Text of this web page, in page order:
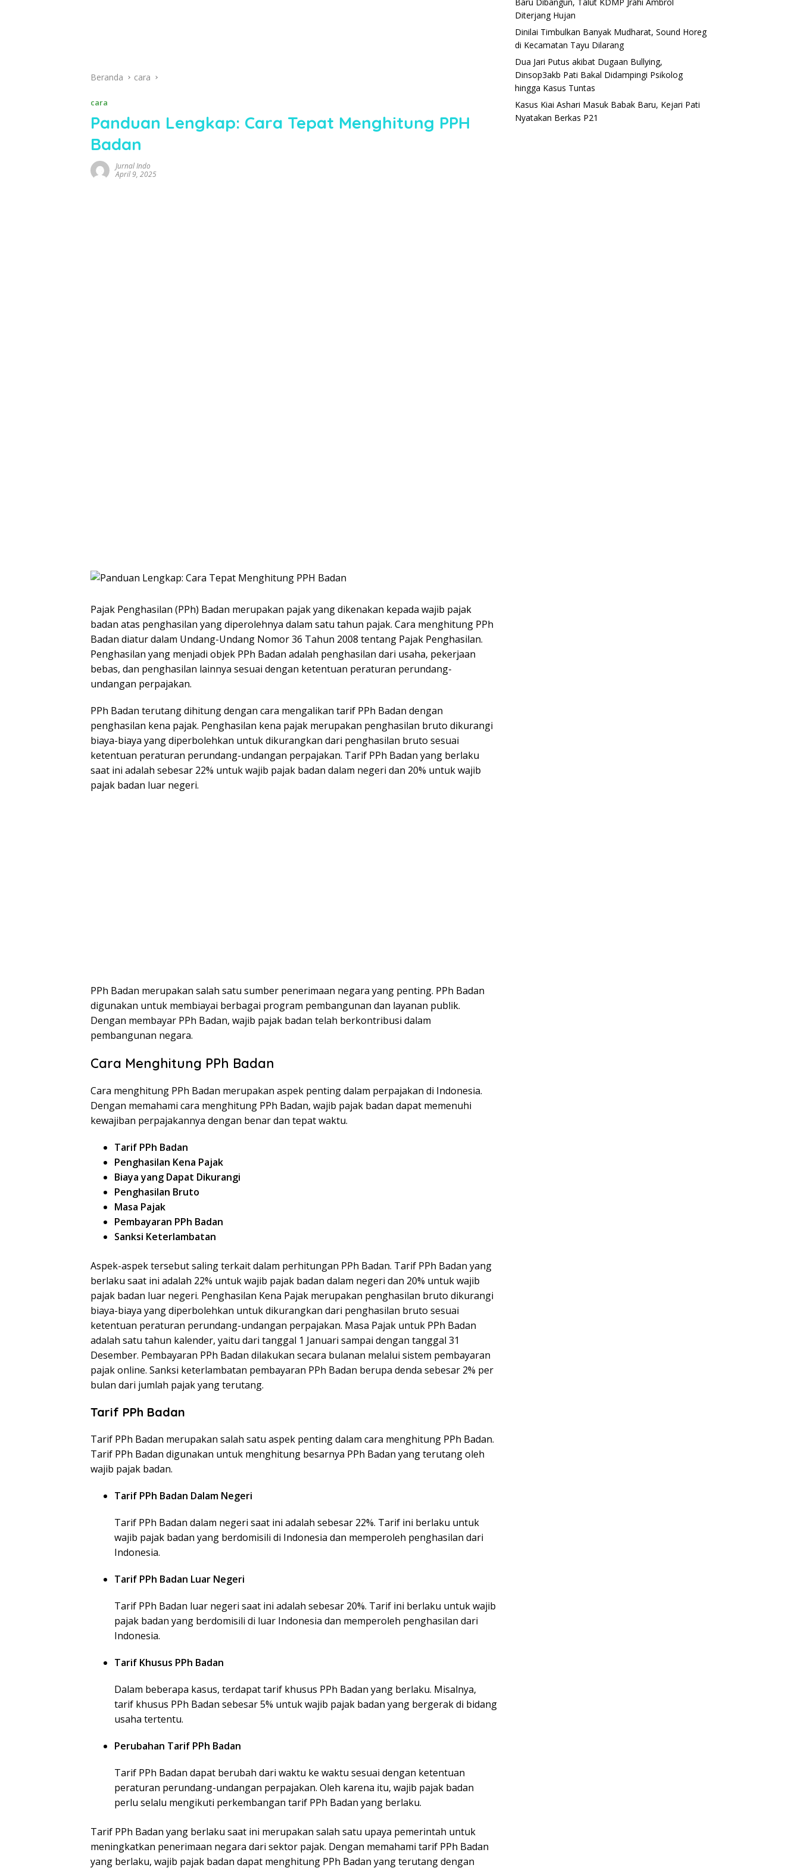
Beranda cara
cara
Panduan Lengkap: Cara Tepat Menghitung PPH
Badan
Jurnal Indo
April 9, 2025
Pajak Penghasilan (PPh) Badan merupakan pajak yang dikenakan kepada wajib pajak
badan atas penghasilan yang diperolehnya dalam satu tahun pajak. Cara menghitung PPh
Badan diatur dalam Undang-Undang Nomor 36 Tahun 2008 tentang Pajak Penghasilan.
Penghasilan yang menjadi objek PPh Badan adalah penghasilan dari usaha, pekerjaan
bebas, dan penghasilan lainnya sesuai dengan ketentuan peraturan perundang-
undangan perpajakan.
PPh Badan terutang dihitung dengan cara mengalikan tarif PPh Badan dengan
penghasilan kena pajak. Penghasilan kena pajak merupakan penghasilan bruto dikurangi
biaya-biaya yang diperbolehkan untuk dikurangkan dari penghasilan bruto sesuai
ketentuan peraturan perundang-undangan perpajakan. Tarif PPh Badan yang berlaku
saat ini adalah sebesar 22% untuk wajib pajak badan dalam negeri dan 20% untuk wajib
pajak badan luar negeri.
PPh Badan merupakan salah satu sumber penerimaan negara yang penting. PPh Badan
digunakan untuk membiayai berbagai program pembangunan dan layanan publik.
Dengan membayar PPh Badan, wajib pajak badan telah berkontribusi dalam
pembangunan negara.
Cara Menghitung PPh Badan
Cara menghitung PPh Badan merupakan aspek penting dalam perpajakan di Indonesia.
Dengan memahami cara menghitung PPh Badan, wajib pajak badan dapat memenuhi
kewajiban perpajakannya dengan benar dan tepat waktu.
Tarif PPh Badan
Penghasilan Kena Pajak
Biaya yang Dapat Dikurangi
Penghasilan Bruto
Masa Pajak
Pembayaran PPh Badan
Sanksi Keterlambatan
Aspek-aspek tersebut saling terkait dalam perhitungan PPh Badan. Tarif PPh Badan yang
berlaku saat ini adalah 22% untuk wajib pajak badan dalam negeri dan 20% untuk wajib
pajak badan luar negeri. Penghasilan Kena Pajak merupakan penghasilan bruto dikurangi
biaya-biaya yang diperbolehkan untuk dikurangkan dari penghasilan bruto sesuai
ketentuan peraturan perundang-undangan perpajakan. Masa Pajak untuk PPh Badan
adalah satu tahun kalender, yaitu dari tanggal 1 Januari sampai dengan tanggal 31
Desember. Pembayaran PPh Badan dilakukan secara bulanan melalui sistem pembayaran
pajak online. Sanksi keterlambatan pembayaran PPh Badan berupa denda sebesar 2% per
bulan dari jumlah pajak yang terutang.
Tarif PPh Badan
Tarif PPh Badan merupakan salah satu aspek penting dalam cara menghitung PPh Badan.
Tarif PPh Badan digunakan untuk menghitung besarnya PPh Badan yang terutang oleh
wajib pajak badan.
Tarif PPh Badan Dalam Negeri
Tarif PPh Badan dalam negeri saat ini adalah sebesar 22%. Tarif ini berlaku untuk
wajib pajak badan yang berdomisili di Indonesia dan memperoleh penghasilan dari
Indonesia.
Tarif PPh Badan Luar Negeri
Tarif PPh Badan luar negeri saat ini adalah sebesar 20%. Tarif ini berlaku untuk wajib
pajak badan yang berdomisili di luar Indonesia dan memperoleh penghasilan dari
Indonesia.
Tarif Khusus PPh Badan
Dalam beberapa kasus, terdapat tarif khusus PPh Badan yang berlaku. Misalnya,
tarif khusus PPh Badan sebesar 5% untuk wajib pajak badan yang bergerak di bidang
usaha tertentu.
Perubahan Tarif PPh Badan
Tarif PPh Badan dapat berubah dari waktu ke waktu sesuai dengan ketentuan
peraturan perundang-undangan perpajakan. Oleh karena itu, wajib pajak badan
perlu selalu mengikuti perkembangan tarif PPh Badan yang berlaku.
Tarif PPh Badan yang berlaku saat ini merupakan salah satu upaya pemerintah untuk
meningkatkan penerimaan negara dari sektor pajak. Dengan memahami tarif PPh Badan
yang berlaku, wajib pajak badan dapat menghitung PPh Badan yang terutang dengan
Diterjang Hujan
Dinilai Timbulkan Banyak Mudharat, Sound Horeg
di Kecamatan Tayu Dilarang
Dua Jari Putus akibat Dugaan Bullying,
Dinsop3akb Pati Bakal Didampingi Psikolog
hingga Kasus Tuntas
Kasus Kiai Ashari Masuk Babak Baru, Kejari Pati
Nyatakan Berkas P21